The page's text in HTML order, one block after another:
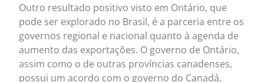
Outro resultado positivo visto em Ontário, que
pode ser explorado no Brasil, é a parceria entre os
governos regional e nacional quanto à agenda de
aumento das exportações. O governo de Ontário,
assim como o de outras províncias canadenses,
possui um acordo com o governo do Canadá,